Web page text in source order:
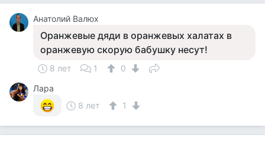
Анатолий Валюх
Оранжевые дяди в оранжевых халатах в
оранжевую скорую бабушку несут!
8 лет 1
0
Лара
8 лет
1